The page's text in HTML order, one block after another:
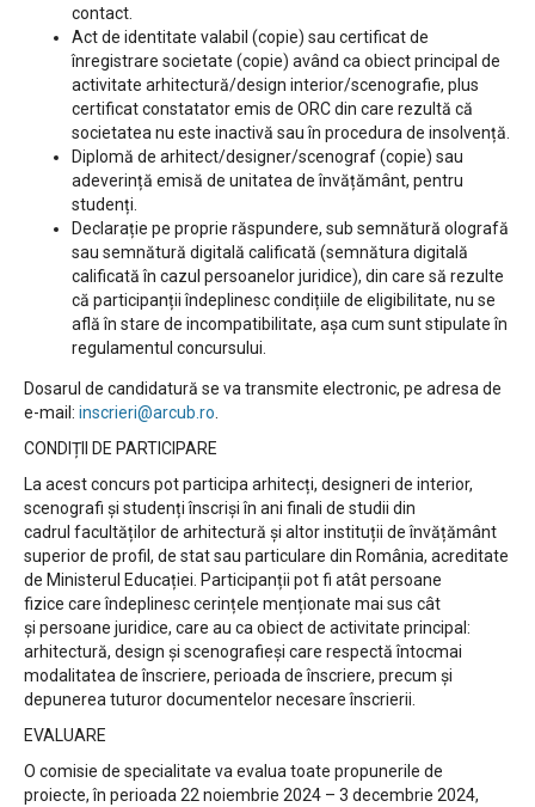
contact.
Act de identitate valabil (copie) sau certificat de
înregistrare societate (copie) având ca obiect principal de
activitate arhitectură/design interior/scenografie, plus
certificat constatator emis de ORC din care rezultă că
societatea nu este inactivă sau în procedura de insolvență.
Diplomă de arhitect/designer/scenograf (copie) sau
adeverință emisă de unitatea de învățământ, pentru
studenți.
Declarație pe proprie răspundere, sub semnătură olografă
sau semnătură digitală calificată (semnătura digitală
calificată în cazul persoanelor juridice), din care să rezulte
că participanții îndeplinesc condițiile de eligibilitate, nu se
află în stare de incompatibilitate, așa cum sunt stipulate în
regulamentul concursului.
Dosarul de candidatură se va transmite electronic, pe adresa de
e-mail: inscrieri@arcub.ro
CONDIȚII DE PARTICIPARE
La acest concurs pot participa arhitecți, designeri de interior,
scenografi și studenți înscriși în ani finali de studii din
cadrul facultăților de arhitectură și altor instituții de învățământ
superior de profil, de stat sau particulare din România, acreditate
de Ministerul Educației. Participanții pot fi atât persoane
fizice care îndeplinesc cerințele menționate mai sus cât
și persoane juridice, care au ca obiect de activitate principal:
arhitectură, design și scenografieși care respectă întocmai
modalitatea de înscriere, perioada de înscriere, precum și
depunerea tuturor documentelor necesare înscrierii.
EVALUARE
O comisie de specialitate va evalua toate propunerile de
proiecte, în perioada 22 noiembrie 2024 – 3 decembrie 2024,